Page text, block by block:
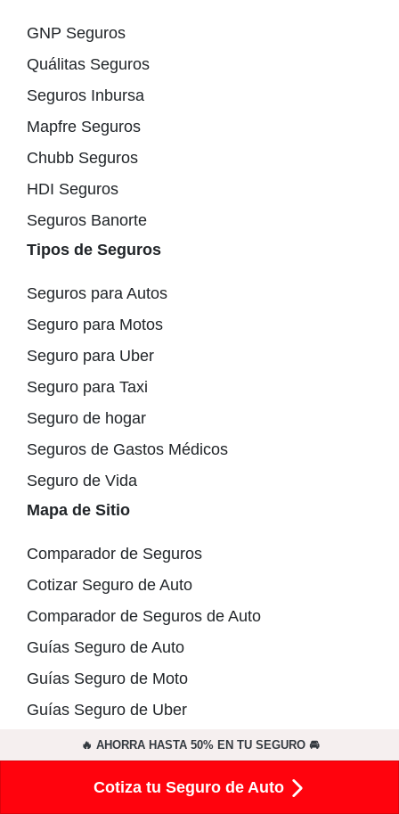
🔥 AHORRA HASTA 50% EN TU SEGURO 🚘
Cotiza tu Seguro de Auto
GNP Seguros
Quálitas Seguros
Seguros Inbursa
Mapfre Seguros
Chubb Seguros
HDI Seguros
Seguros Banorte
Tipos de Seguros
Seguros para Autos
Seguro para Motos
Seguro para Uber
Seguro para Taxi
Seguro de hogar
Seguros de Gastos Médicos
Seguro de Vida
Mapa de Sitio
Comparador de Seguros
Cotizar Seguro de Auto
Comparador de Seguros de Auto
Guías Seguro de Auto
Guías Seguro de Moto
Guías Seguro de Uber
Guías Gastos Médicos